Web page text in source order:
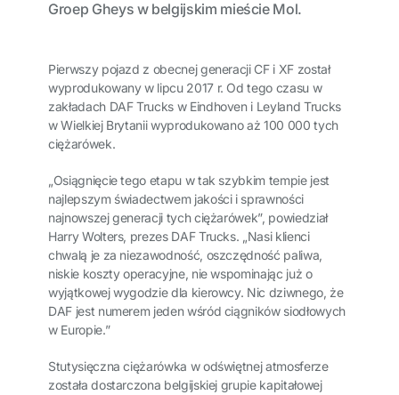
Groep Gheys w belgijskim mieście Mol.
Pierwszy pojazd z obecnej generacji CF i XF został
wyprodukowany w lipcu 2017 r. Od tego czasu w
zakładach DAF Trucks w Eindhoven i Leyland Trucks
w Wielkiej Brytanii wyprodukowano aż 100 000 tych
ciężarówek.
„Osiągnięcie tego etapu w tak szybkim tempie jest
najlepszym świadectwem jakości i sprawności
najnowszej generacji tych ciężarówek”, powiedział
Harry Wolters, prezes DAF Trucks. „Nasi klienci
chwalą je za niezawodność, oszczędność paliwa,
niskie koszty operacyjne, nie wspominając już o
wyjątkowej wygodzie dla kierowcy. Nic dziwnego, że
DAF jest numerem jeden wśród ciągników siodłowych
w Europie.”
Stutysięczna ciężarówka w odświętnej atmosferze
została dostarczona belgijskiej grupie kapitałowej